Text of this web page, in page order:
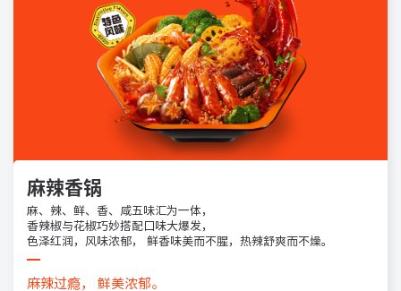
麻辣香锅
麻、辣、鲜、香、咸五味汇为一体，
香辣椒与花椒巧妙搭配口味大爆发，
色泽红润，风味浓郁， 鲜香味美而不腥，热辣舒爽而不燥。
麻辣过瘾， 鲜美浓郁。